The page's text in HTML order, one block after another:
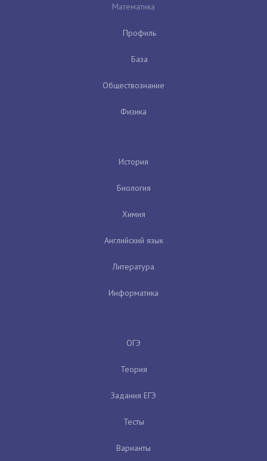
Математика
Профиль
База
Обществознание
Физика
История
Биология
Химия
Английский язык
Литература
Информатика
ОГЭ
Теория
Задания ЕГЭ
Тесты
Варианты